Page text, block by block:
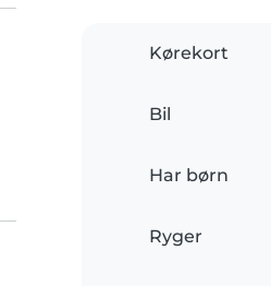
Kørekort
Bil
Har børn
Ryger